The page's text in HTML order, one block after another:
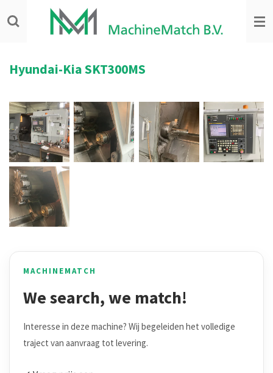
direct
hoofdinhoud
Hyundai-Kia SKT300MS
MACHINEMATCH
We search, we match!
Interesse in deze machine? Wij begeleiden het volledige
traject van aanvraag tot levering.